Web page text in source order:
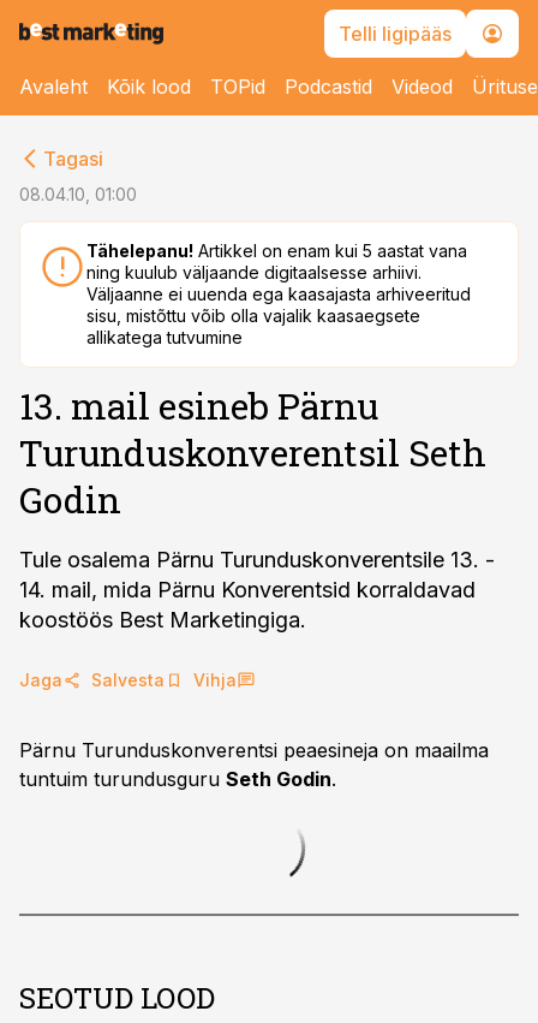
Telli ligipääs
Avaleht Kõik lood TOPid Podcastid Videod
Tagasi
08.04.10, 01:00
Tähelepanu! Artikkel on enam kui 5 aastat vana
ning kuulub väljaande digitaalsesse arhiivi.
Väljaanne ei uuenda ega kaasajasta arhiveeritud
sisu, mistõttu võib olla vajalik kaasaegsete
allikatega tutvumine
13. mail esineb Pärnu
Turunduskonverentsil Seth
Godin
Tule osalema Pärnu Turunduskonverentsile 13. -
14. mail, mida Pärnu Konverentsid korraldavad
koostöös Best Marketingiga.
Jaga Salvesta Vihja
Pärnu Turunduskonverentsi peaesineja on maailma
tuntuim turundusguru Seth Godin.
SEOTUD LOOD